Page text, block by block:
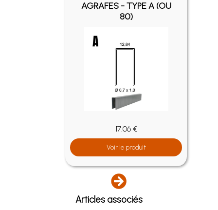
AGRAFES - TYPE A (OU
80)
17.06 €
Voir le produit
Articles associés